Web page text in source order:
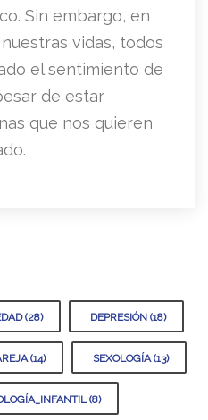
Sin embargo, en
vidas, todos
el sentimiento de
de estar
que nos quieren
(28) DEPRESIÓN (18)
(14) SEXOLOGÍA (13)
(8)